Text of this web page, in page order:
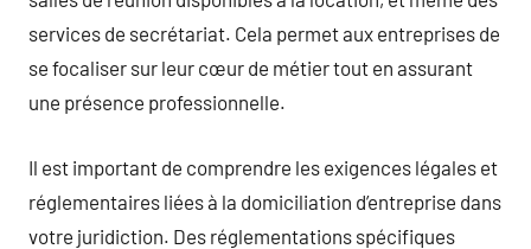
services de secrétariat. Cela permet aux entreprises de
se focaliser sur leur cœur de métier tout en assurant
une présence professionnelle.
Il est important de comprendre les exigences légales et
réglementaires liées à la domiciliation d’entreprise dans
votre juridiction. Des réglementations spécifiques